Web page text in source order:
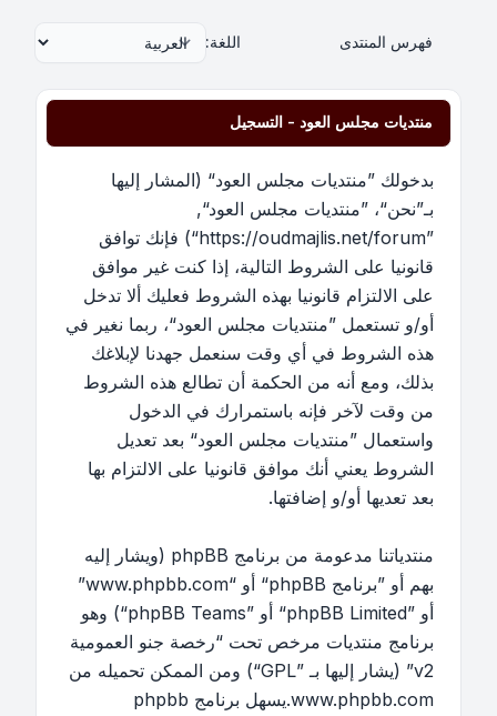
فهرس المنتدى اللغة:
منتديات مجلس العود - التسجيل
بدخولك ”منتديات مجلس العود“ (المشار إليها
بـ”نحن“، ”منتديات مجلس العود“,
”https://oudmajlis.net/forum“) فإنك توافق
قانونيا على الشروط التالية، إذا كنت غير موافق
على الالتزام قانونيا بهذه الشروط فعليك ألا تدخل
أو/و تستعمل ”منتديات مجلس العود“، ربما نغير في
هذه الشروط في أي وقت سنعمل جهدنا لإبلاغك
بذلك، ومع أنه من الحكمة أن تطالع هذه الشروط
من وقت لآخر فإنه باستمرارك في الدخول
واستعمال ”منتديات مجلس العود“ بعد تعديل
الشروط يعني أنك موافق قانونيا على الالتزام بها
بعد تعديها أو/و إضافتها.
منتدياتنا مدعومة من برنامج phpBB (ويشار إليه
بهم أو ”برنامج phpBB“ أو “www.phpbb.com”
أو ”phpBB Limited“ أو ”phpBB Teams“) وهو
برنامج منتديات مرخص تحت “رخصة جنو العمومية
v2” (يشار إليها بـ ”GPL“) ومن الممكن تحميله من
www.phpbb.com
.يسهل برنامج phpbb